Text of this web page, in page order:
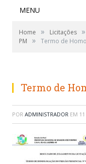
MENU
Home » Licitações »
PM
» Termo de
Termo de
POR ADMINISTRADOR EM